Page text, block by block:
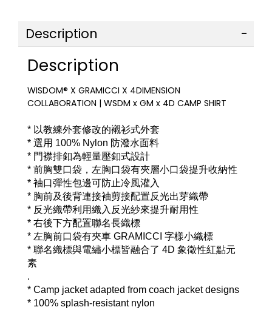
Description
Description
WISDOM® X GRAMICCI X 4DIMENSION
COLLABORATION | WSDM x GM x 4D CAMP SHIRT
* 以教練外套修改的襯衫式外套
* 選用 100% Nylon 防潑水面料
* 門襟排釦為輕量壓釦式設計
* 前胸雙口袋，左胸口袋有夾層小口袋提升收納性
* 袖口彈性包邊可防止冷風灌入
* 胸前及後背連接袖剪接配置反光出芽織帶
* 反光織帶利用織入反光紗來提升耐用性
* 右後下方配置聯名長織標
* 左胸前口袋有夾車 GRAMICCI 字樣小織標
* 聯名織標與電繡小標皆融合了 4D 象徵性紅點元
素
.
* Camp jacket adapted from coach jacket designs
* 100% splash-resistant nylon